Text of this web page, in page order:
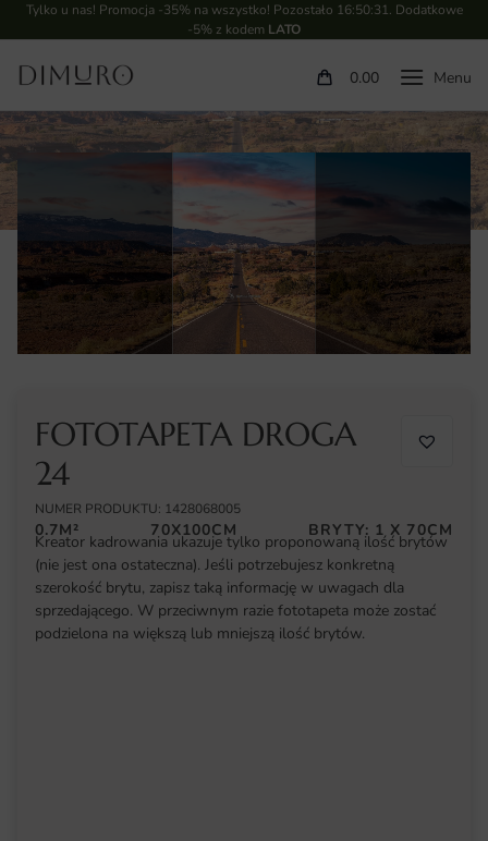
Tylko u nas! Promocja -35% na wszystko! Pozostało 16:50:30. Dodatkowe
-5% z kodem LATO
0.00
FOTOTAPETA DROGA
24
NUMER PRODUKTU: 1428068005
0.7M² 70X100CM BRYTY: 1 X 70CM
Kreator kadrowania ukazuje tylko proponowaną ilość brytów
(nie jest ona ostateczna). Jeśli potrzebujesz konkretną
szerokość brytu, zapisz taką informację w uwagach dla
sprzedającego. W przeciwnym razie fototapeta może zostać
podzielona na większą lub mniejszą ilość brytów.